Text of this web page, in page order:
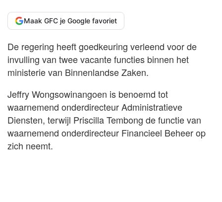
Maak GFC je Google favoriet
De regering heeft goedkeuring verleend voor de
invulling van twee vacante functies binnen het
ministerie van Binnenlandse Zaken.
Jeffry Wongsowinangoen is benoemd tot
waarnemend onderdirecteur Administratieve
Diensten, terwijl Priscilla Tembong de functie van
waarnemend onderdirecteur Financieel Beheer op
zich neemt.